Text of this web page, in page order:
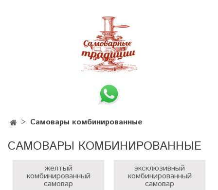
Самовары комбинированные
САМОВАРЫ КОМБИНИРОВАННЫЕ
желтый
комбинированный
самовар
эксклюзивный
комбинированный
самовар